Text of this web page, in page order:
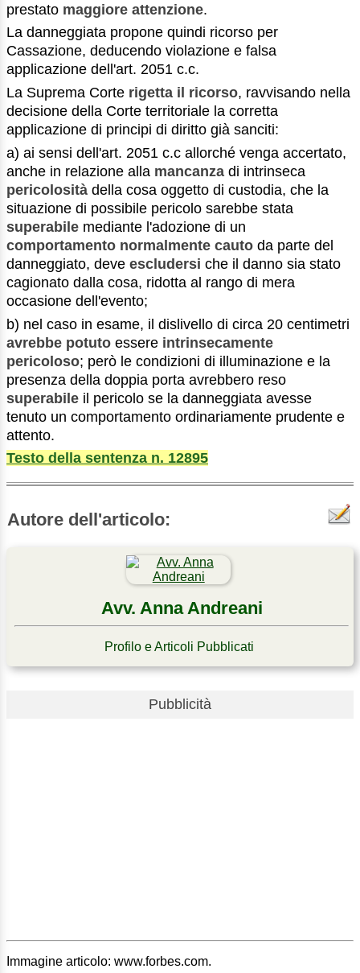
prestato maggiore attenzione.
La danneggiata propone quindi ricorso per
Cassazione, deducendo violazione e falsa
applicazione dell'art. 2051 c.c.
La Suprema Corte rigetta il ricorso, ravvisando nella
decisione della Corte territoriale la corretta
applicazione di principi di diritto già sanciti:
a) ai sensi dell'art. 2051 c.c allorché venga accertato,
anche in relazione alla mancanza di intrinseca
pericolosità della cosa oggetto di custodia, che la
situazione di possibile pericolo sarebbe stata
superabile mediante l'adozione di un
comportamento normalmente cauto da parte del
danneggiato, deve escludersi che il danno sia stato
cagionato dalla cosa, ridotta al rango di mera
occasione dell'evento;
b) nel caso in esame, il dislivello di circa 20 centimetri
avrebbe potuto essere intrinsecamente
pericoloso; però le condizioni di illuminazione e la
presenza della doppia porta avrebbero reso
superabile il pericolo se la danneggiata avesse
tenuto un comportamento ordinariamente prudente e
attento.
Testo della sentenza n. 12895
Autore dell'articolo:
Avv. Anna Andreani
Profilo e Articoli Pubblicati
Pubblicità
Immagine articolo: www.forbes.com.